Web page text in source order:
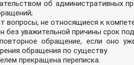
об административных
вопросы, не относящиеся к
без уважительной причины срок
обращение, если оно
обращения по существу
прекращена переписка.